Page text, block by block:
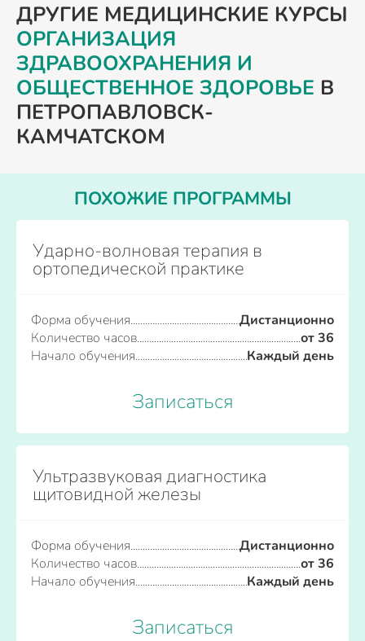
ДРУГИЕ МЕДИЦИНСКИЕ КУРСЫ
ОРГАНИЗАЦИЯ
ЗДРАВООХРАНЕНИЯ И
ОБЩЕСТВЕННОЕ ЗДОРОВЬЕ В
ПЕТРОПАВЛОВСК-
КАМЧАТСКОМ
ПОХОЖИЕ ПРОГРАММЫ
Ударно-волновая терапия в
ортопедической практике
Форма обучения
Дистанционно
Количество часов
от 36
Начало обучения
Каждый день
Записаться
Ультразвуковая диагностика
щитовидной железы
Форма обучения
Дистанционно
Количество часов
от 36
Начало обучения
Каждый день
Записаться